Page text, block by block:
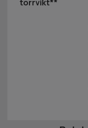
torrvikt**